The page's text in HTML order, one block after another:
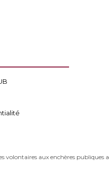
volontaires aux enchères publiques